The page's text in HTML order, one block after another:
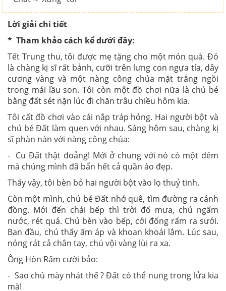
Lời giải chi tiết
* Tham khảo cách kể dưới đây:
Tết Trung thu, tôi được mẹ tặng cho một món quà. Đó
là chàng kị sĩ rất bảnh, cưỡi trên lưng con ngựa tía, dây
cương vàng và một nàng công chúa mặt trắng ngồi
trong mái lầu son. Tôi còn một đồ chơi nữa là chú bé
bằng đất sét nặn lúc đi chăn trâu chiều hôm kia.
Tôi cất đồ chơi vào cái nắp tráp hỏng. Hai người bột và
chú bé Đất làm quen với nhau. Sáng hôm sau, chàng kị
sĩ phàn nàn với nàng công chúa:
- Cu Đất thật đoảng! Mới ở chung với nó có một đêm
mà chúng mình đã bẩn hết cả quần áo đẹp.
Thấy vậy, tôi bèn bỏ hai người bột vào lọ thuỷ tinh.
Còn một mình, chú bé Đất nhớ quê, tìm đường ra cánh
đồng. Mới đến chái bếp thì trời đổ mưa, chú ngấm
nước, rét quá. Chú bèn vào bếp, cởi đống rấm ra sưởi.
Ban đầu, chú thấy ấm áp và khoan khoái lắm. Lúc sau,
nóng rát cả chân tay, chú vội vàng lùi ra xa.
Ông Hòn Rấm cười bảo:
- Sao chú mày nhát thế ? Đất có thể nung trong lửa kia
mà!